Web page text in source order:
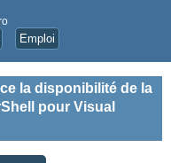
Emploi
la disponibilité de la
pour Visual